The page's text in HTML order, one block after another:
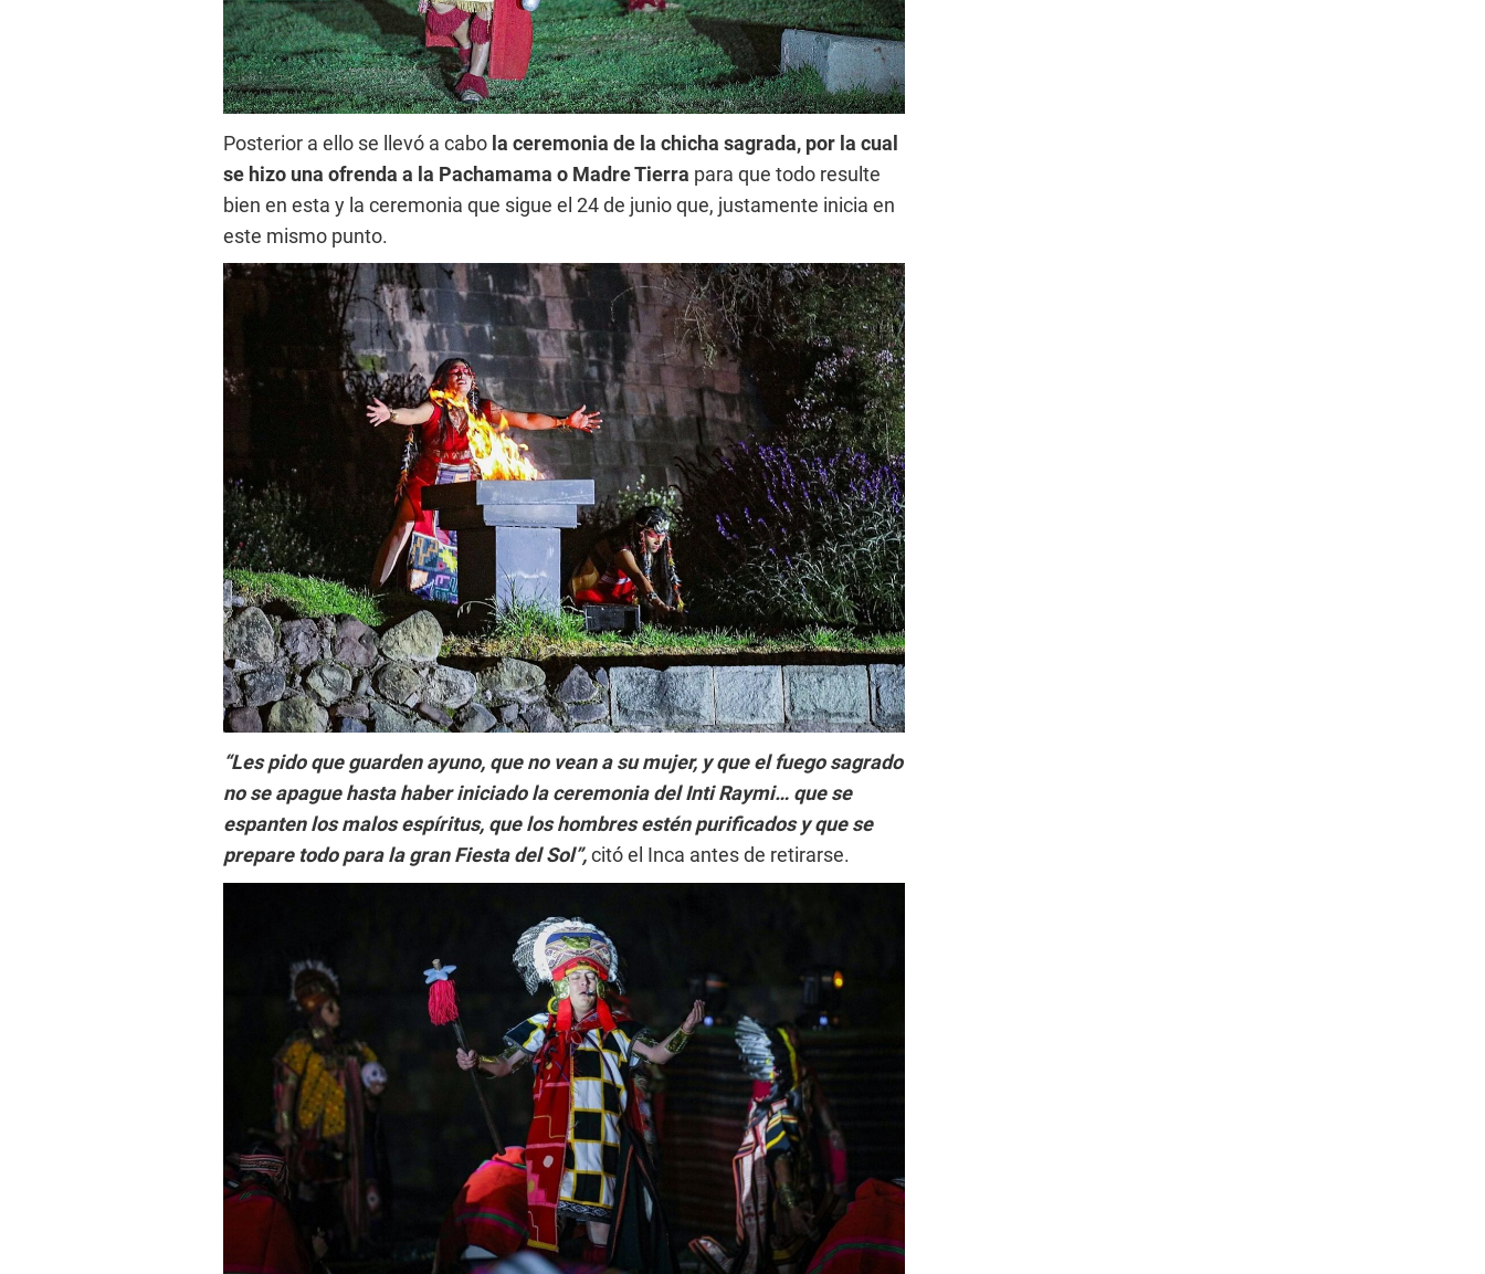
Posterior a ello se llevó a cabo la ceremonia de la chicha sagrada, por la cual
se hizo una ofrenda a la Pachamama o Madre Tierra para que todo resulte
bien en esta y la ceremonia que sigue el 24 de junio que, justamente inicia en
este mismo punto.
“Les pido que guarden ayuno, que no vean a su mujer, y que el fuego sagrado
no se apague hasta haber iniciado la ceremonia del Inti Raymi… que se
espanten los malos espíritus, que los hombres estén purificados y que se
prepare todo para la gran Fiesta del Sol”,citó el Inca antes de retirarse.